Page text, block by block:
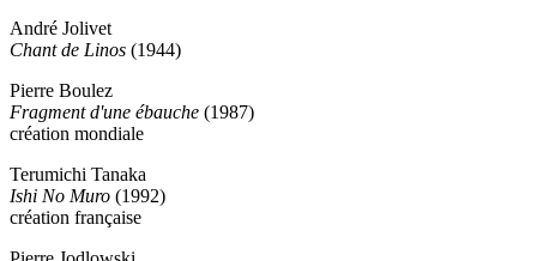
André Jolivet
Chant de Linos (1944)
Pierre Boulez
Fragment d'une ébauche (1987)
création mondiale
Terumichi Tanaka
Ishi No Muro (1992)
création française